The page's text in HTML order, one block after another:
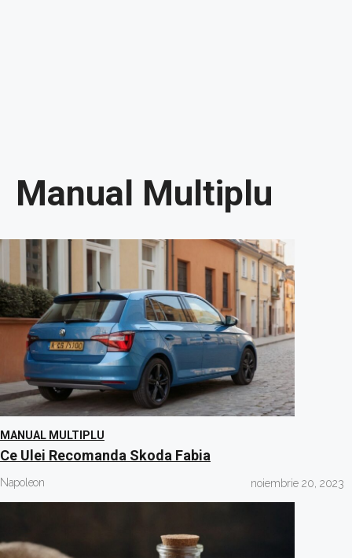
Manual Multiplu
MANUAL MULTIPLU
Ce Ulei Recomanda Skoda Fabia
Napoleon noiembrie 20, 2023